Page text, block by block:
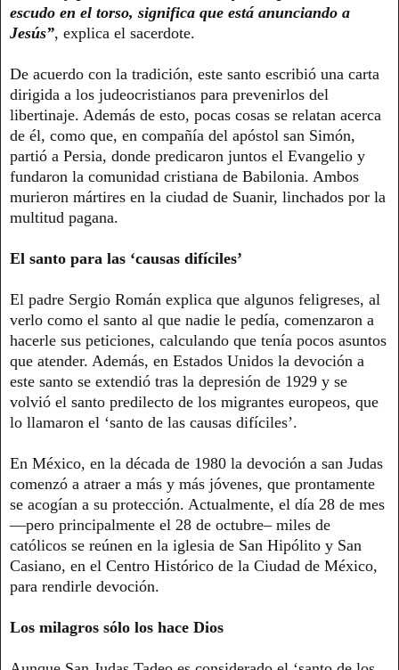
escudo en el torso, significa que está anunciando a
Jesús”, explica el sacerdote.
De acuerdo con la tradición, este santo escribió una carta
dirigida a los judeocristianos para prevenirlos del
libertinaje. Además de esto, pocas cosas se relatan acerca
de él, como que, en compañía del apóstol san Simón,
partió a Persia, donde predicaron juntos el Evangelio y
fundaron la comunidad cristiana de Babilonia. Ambos
murieron mártires en la ciudad de Suanir, linchados por la
multitud pagana.
El santo para las ‘causas difíciles’
El padre Sergio Román explica que algunos feligreses, al
verlo como el santo al que nadie le pedía, comenzaron a
hacerle sus peticiones, calculando que tenía pocos asuntos
que atender. Además, en Estados Unidos la devoción a
este santo se extendió tras la depresión de 1929 y se
volvió el santo predilecto de los migrantes europeos, que
lo llamaron el ‘santo de las causas difíciles’.
En México, en la década de 1980 la devoción a san Judas
comenzó a atraer a más y más jóvenes, que prontamente
se acogían a su protección. Actualmente, el día 28 de mes
—pero principalmente el 28 de octubre– miles de
católicos se reúnen en la iglesia de San Hipólito y San
Casiano, en el Centro Histórico de la Ciudad de México,
para rendirle devoción.
Los milagros sólo los hace Dios